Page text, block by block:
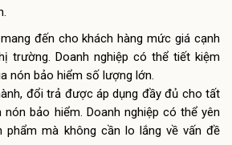
đến cho khách hàng mức giá cạnh
trường. Doanh nghiệp có thể tiết kiệm
nón bảo hiểm số lượng lớn.
đổi trả được áp dụng đầy đủ cho tất
bảo hiểm. Doanh nghiệp có thể yên
phẩm mà không cần lo lắng về vấn đề